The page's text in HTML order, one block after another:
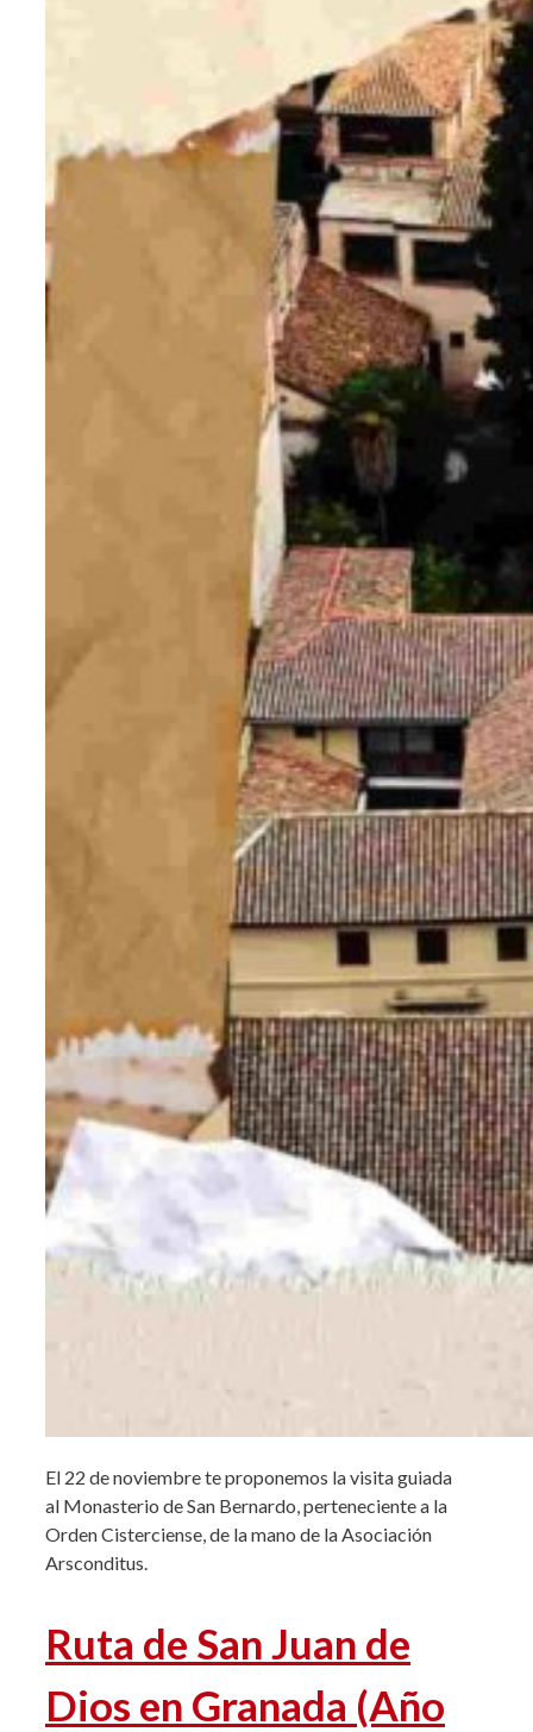
El 22 de noviembre te proponemos la visita guiada
al Monasterio de San Bernardo, perteneciente a la
Orden Cisterciense, de la mano de la Asociación
Arsconditus.
Ruta de San Juan de
Dios en Granada (Año